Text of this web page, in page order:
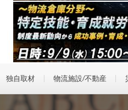
独自取材 物流施設/不動産